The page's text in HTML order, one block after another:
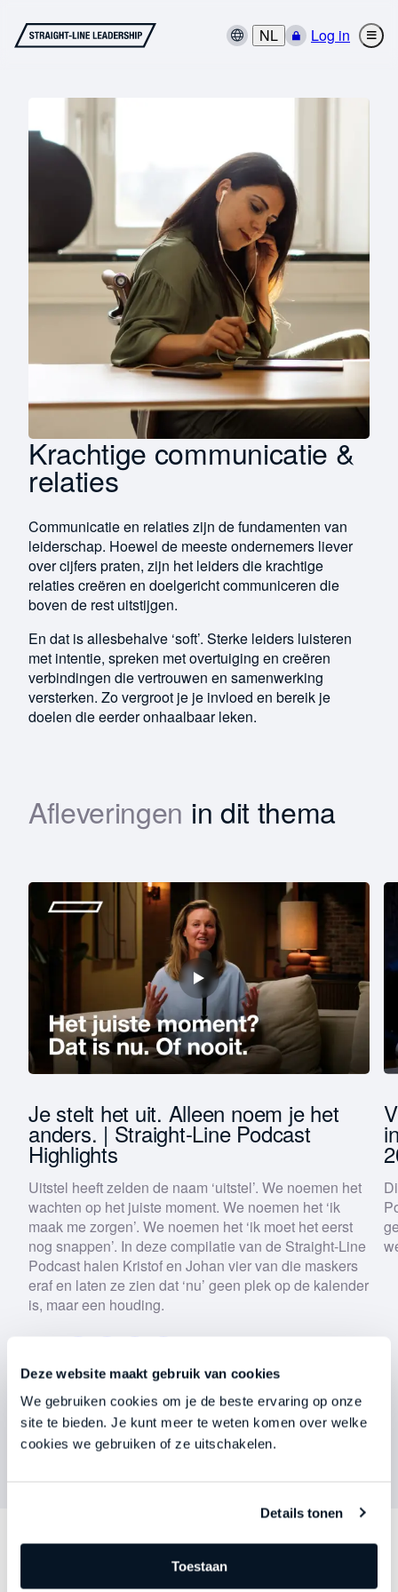
Deze website maakt gebruik van cookies
We gebruiken cookies om je de beste ervaring op onze
site te bieden. Je kunt meer te weten komen over welke
cookies we gebruiken of ze uitschakelen.
Details tonen
Toestaan
NL Log in
Krachtige communicatie &
relaties
Communicatie en relaties zijn de fundamenten van
leiderschap. Hoewel de meeste ondernemers liever
over cijfers praten, zijn het leiders die krachtige
relaties creëren en doelgericht communiceren die
boven de rest uitstijgen.
En dat is allesbehalve ‘soft’. Sterke leiders luisteren
met intentie, spreken met overtuiging en creëren
verbindingen die vertrouwen en samenwerking
versterken. Zo vergroot je je invloed en bereik je
doelen die eerder onhaalbaar leken.
Download
Functie *
Bedrijfsomzet *
Houd mij op de hoogte van Straight-Line nieuws
Met het versturen van dit formulier ga je akkoord met
onzeprivacyverklaring.
Download nu
Afleveringen in dit thema
Je stelt het uit. Alleen noem je het
anders. | Straight-Line Podcast
Highlights
Uitstel heeft zelden de naam ‘uitstel’. We noemen het
wachten op het juiste moment. We noemen het ‘ik
maak me zorgen’. We noemen het ‘ik moet het eerst
nog snappen’. In deze compilatie van de Straight-Line
Podcast halen Kristof en Johan vier van die maskers
eraf en laten ze zien dat ‘nu’ geen plek op de kalender
is, maar een houding.
andere series